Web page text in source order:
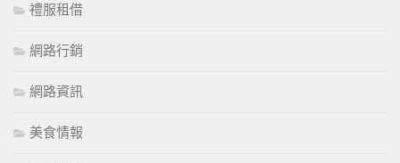
禮服租借
網路行銷
網路資訊
美食情報